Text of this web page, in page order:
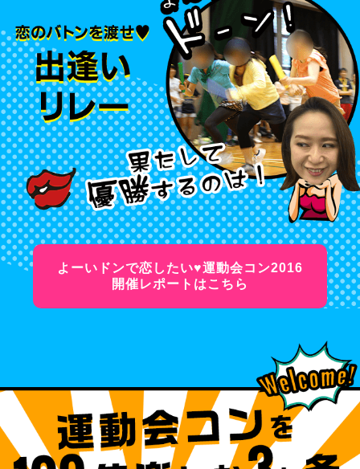
よーいドンで恋したい♥運動会コン2016
開催レポートはこちら